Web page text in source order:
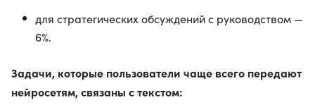
для стратегических обсуждений с руководством —
6%.
Задачи, которые пользователи чаще всего передают
нейросетям, связаны с текстом: